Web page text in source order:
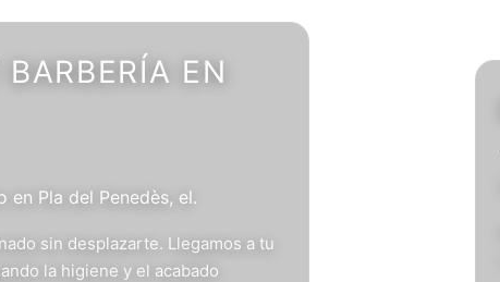
EN
Pla del Penedès, el.
sin desplazarte. Llegamos a tu
la higiene y el acabado